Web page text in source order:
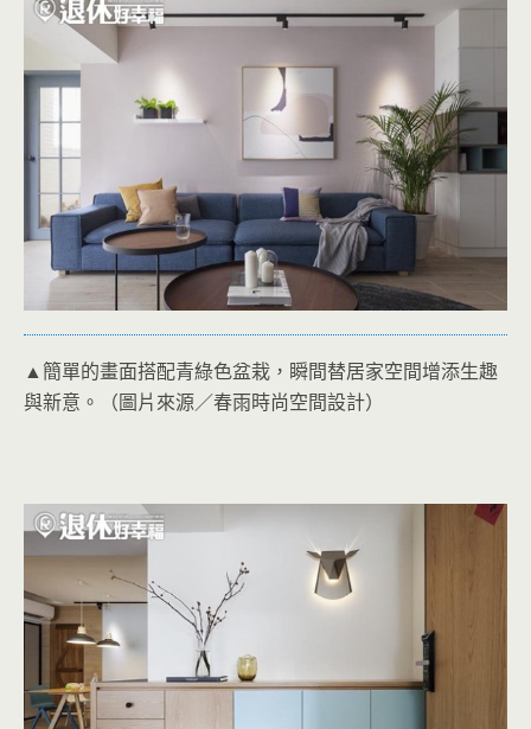
▲簡單的畫面搭配青綠色盆栽，瞬間替居家空間增添生趣
與新意。（圖片來源／春雨時尚空間設計）